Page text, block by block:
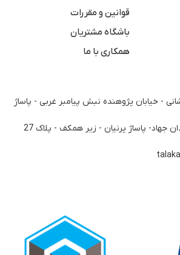
قوانین و مقررات
باشگاه مشتریان
همکاری با ما
- خیابان پژوهنده نبش پیامبر غربی - پاساژ
جهاد- پاساژ پرنیان - زیر همکف - پلاک 27